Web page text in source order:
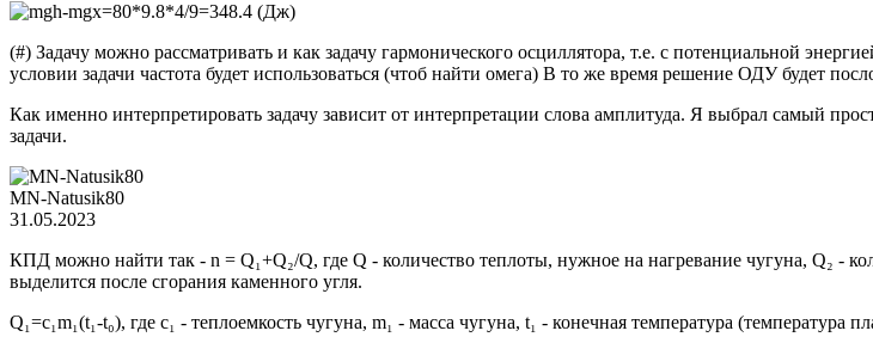
(Дж)
(#) Задачу можно рассматривать и как задачу гармонического осциллятора, т.е. с потенциальной
условии задачи частота будет использоваться (чтоб найти омега) В то же время решение ОДУ будет
Как именно интерпретировать задачу зависит от интерпретации слова амплитуда. Я выбрал самый
задачи.
MN-Natusik80
31.05.2023
КПД можно найти так - n = Q₁+Q₂/Q, где Q - количество теплоты, нужное на нагревание чугуна, Q₂ -
выделится после сгорания каменного угля.
Q₁=c₁m₁(t₁-t₀), где c₁ - теплоемкость чугуна, m₁ - масса чугуна, t₁ - конечная температура (температура